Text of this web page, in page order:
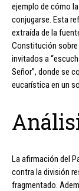
ejemplo de cómo
conjugarse. Esta
extraída de la
Constitución sobre
invitados a
Señor”, donde se
eucarística en un
La afirmación del
contra la división
fragmentado.